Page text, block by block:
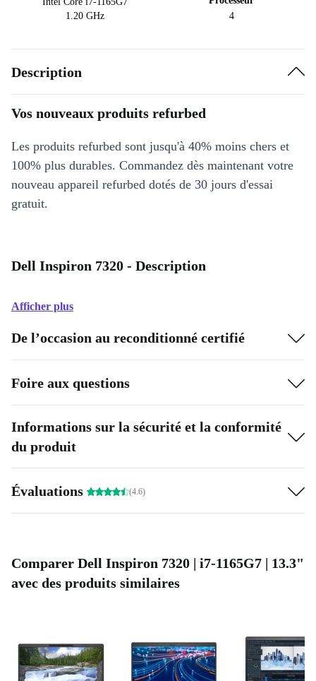
1.20 GHz
4
Description
Vos nouveaux produits refurbed
Les produits refurbed sont jusqu'à 40% moins chers et
100% plus durables. Commandez dès maintenant votre
nouveau appareil refurbed dotés de 30 jours d'essai
gratuit.
Dell Inspiron 7320 - Description
Afficher plus
De l’occasion au reconditionné certifié
Foire aux questions
Informations sur la sécurité et la conformité
du produit
Évaluations (4.6)
Comparer Dell Inspiron 7320 | i7-1165G7 | 13.3"
avec des produits similaires